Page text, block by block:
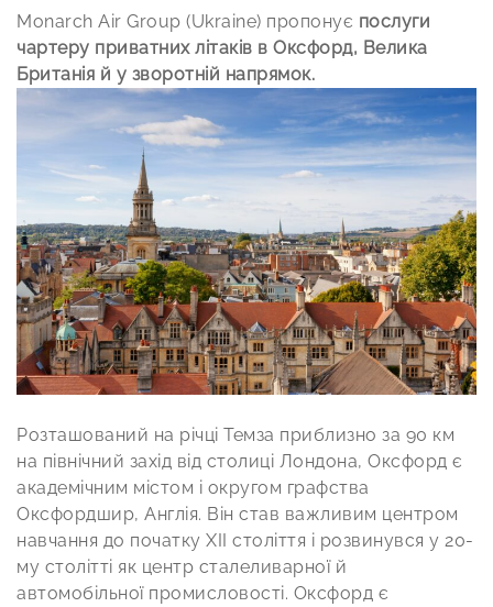
Monarch Air Group (Ukraine) пропонує послуги
чартеру приватних літаків в Оксфорд, Велика
Британія й у зворотній напрямок.
Розташований на річці Темза приблизно за 90 км
на північний захід від столиці Лондона, Оксфорд є
академічним містом і округом графства
Оксфордшир, Англія. Він став важливим центром
навчання до початку XII століття і розвинувся у 20-
му столітті як центр сталеливарної й
автомобільної промисловості. Оксфорд є